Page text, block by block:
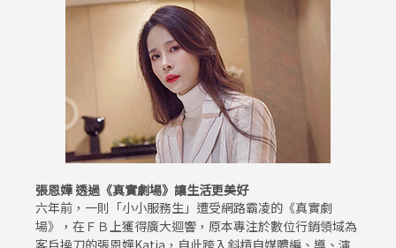
張恩嬅 透過《真實劇場》讓生活更美好
六年前，一則「小小服務生」遭受網路霸凌的《真實劇
場》，在ＦＢ上獲得廣大迴響，原本專注於數位行銷領域為
客戶操刀的張恩嬅Katia，自此跨入斜槓自媒體編、導、演